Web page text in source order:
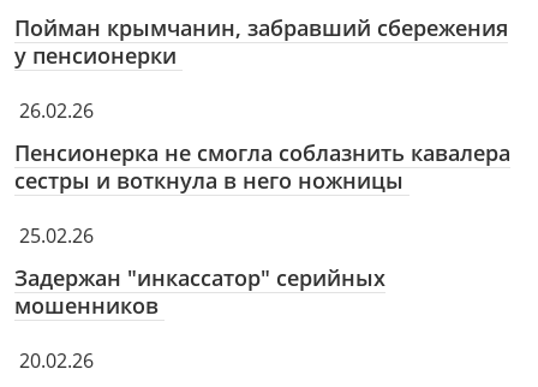
Пойман крымчанин, забравший сбережения
у пенсионерки
26.02.26
Пенсионерка не смогла соблазнить кавалера
сестры и воткнула в него ножницы
25.02.26
Задержан "инкассатор" серийных
мошенников
20.02.26